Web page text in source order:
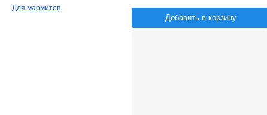
Добавить в корзину
Для мармитов